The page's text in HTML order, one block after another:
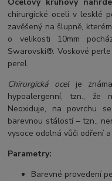
Ocelový kruhový
chirurgické oceli v lesklé
zavěšený na šlupně,
o velikosti 10mm
Swarovski®. Voskové
perel.
Chirurgická ocelje
hypoalergenní, tzn., že
Neoxiduje, na povrchu
barevnou stálostí – tzn.,
vysoce odolná vůči odření
Parametry:
Barevné provedení